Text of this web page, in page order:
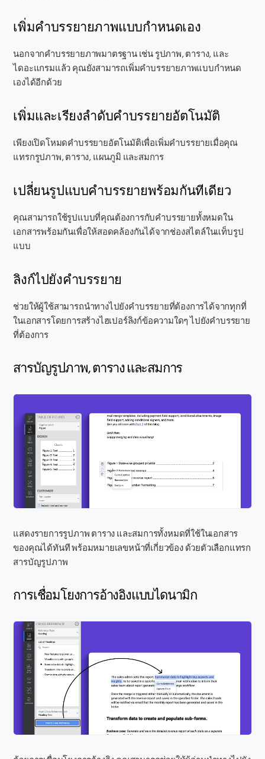
เพิ่มคำบรรยายภาพแบบกำหนดเอง
นอกจากคำบรรยายภาพมาตรฐาน เช่น รูปภาพ, ตาราง, และ
ไดอะแกรมแล้ว คุณยังสามารถเพิ่มคำบรรยายภาพแบบกำหนด
เองได้อีกด้วย
เพิ่มและเรียงลำดับคำบรรยายอัตโนมัติ
เพียงเปิดโหมดคำบรรยายอัตโนมัติเพื่อเพิ่มคำบรรยายเมื่อคุณ
แทรกรูปภาพ, ตาราง, แผนภูมิ และสมการ
เปลี่ยนรูปแบบคำบรรยายพร้อมกันทีเดียว
คุณสามารถใช้รูปแบบที่คุณต้องการกับคำบรรยายทั้งหมดใน
เอกสารพร้อมกันเพื่อให้สอดคล้องกันได้จากช่องสไตล์ในแท็บรูป
แบบ
ลิงก์ไปยังคำบรรยาย
ช่วยให้ผู้ใช้สามารถนำทางไปยังคำบรรยายที่ต้องการได้จากทุกที่
ในเอกสารโดยการสร้างไฮเปอร์ลิงก์ข้อความใดๆ ไปยังคำบรรยาย
ที่ต้องการ
สารบัญรูปภาพ, ตาราง และสมการ
แสดงรายการรูปภาพ ตาราง และสมการทั้งหมดที่ใช้ในเอกสาร
ของคุณได้ทันที พร้อมหมายเลขหน้าที่เกี่ยวข้อง ด้วยตัวเลือกแทรก
สารบัญรูปภาพ
การเชื่อมโยงการอ้างอิงแบบไดนามิก